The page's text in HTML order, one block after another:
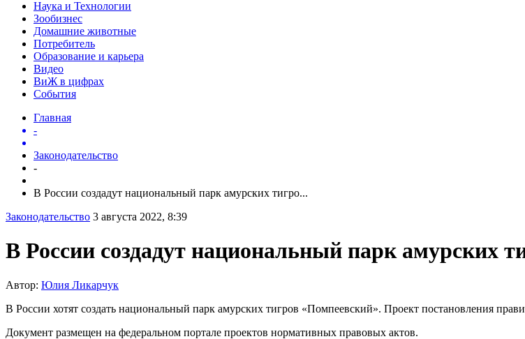
Наука и Технологии
Зообизнес
Домашние животные
Потребитель
Образование и карьера
Видео
ВиЖ в цифрах
События
Главная
-
Законодательство
-
В России создадут национальный парк амурских тигро...
Законодательство 3 августа 2022, 8:39
В России создадут национальный парк амурских
Автор: Юлия Ликарчук
В России хотят создать национальный парк амурских тигров «Помпеевский». Проект постановления
Документ размещен на федеральном портале проектов нормативных правовых актов.